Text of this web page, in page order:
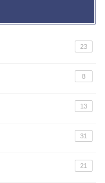
23
8
13
31
21